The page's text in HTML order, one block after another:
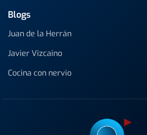
Blogs
Juan de la Herrán
Javier Vizcaino
Cocina con nervio